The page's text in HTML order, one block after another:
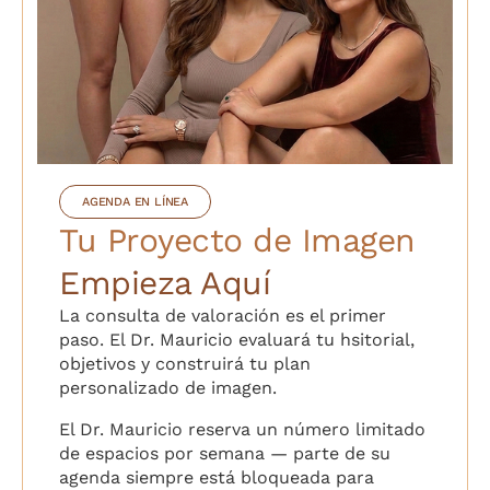
AGENDA EN LÍNEA
Tu Proyecto de Imagen
Empieza Aquí
La consulta de valoración es el primer
paso. El Dr. Mauricio evaluará tu hsitorial,
objetivos y construirá tu plan
personalizado de imagen.
El Dr. Mauricio reserva un número limitado
de espacios por semana — parte de su
agenda siempre está bloqueada para